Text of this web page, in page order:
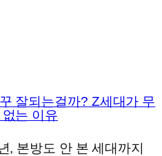
잘되는걸까? Z세대가 무
는 이유
, 본방도 안 본 세대까지